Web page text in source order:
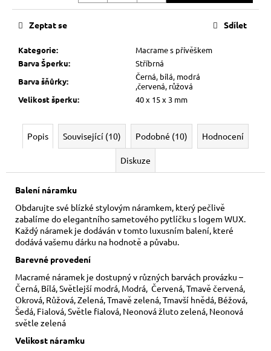
Kategorie:
Macrame s přívěškem
Barva Šperku:
Stříbrná
Barva šňůrky:
Černá, bílá, modrá
,červená, růžová
Velikost šperku: 40 x 15 x 3 mm
Zeptat se Sdílet
Popis Související (10) Podobné (10) Hodnocení
Diskuze
Balení náramku
Obdarujte své blízké stylovým náramkem, který pečlivě
zabalíme do elegantního sametového pytlíčku s logem WUX.
Každý náramek je dodáván v tomto luxusním balení, které
dodává vašemu dárku na hodnotě a půvabu.
Barevné provedení
Macramé náramek je dostupný v různých barvách provázku –
Černá, Bílá, Světlejší modrá, Modrá, Červená, Tmavě červená,
Okrová, Růžová, Zelená, Tmavě zelená, Tmavší hnědá, Béžová,
Šedá, Fialová, Světle fialová, Neonová žluto zelená, Neonová
světle zelená
Velikost náramku